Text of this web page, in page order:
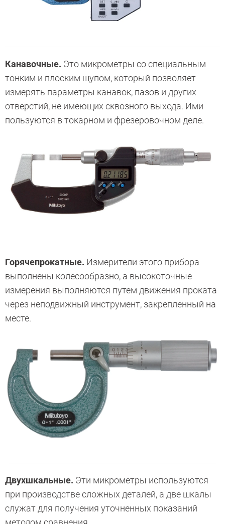
Канавочные. Это микрометры со специальным
тонким и плоским щупом, который позволяет
измерять параметры канавок, пазов и других
отверстий, не имеющих сквозного выхода. Ими
пользуются в токарном и фрезеровочном деле.
Горячепрокатные. Измерители этого прибора
выполнены колесообразно, а высокоточные
измерения выполняются путем движения проката
через неподвижный инструмент, закрепленный на
месте.
Двухшкальные. Эти микрометры используются
при производстве сложных деталей, а две шкалы
служат для получения уточненных показаний